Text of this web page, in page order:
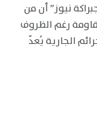
نيوز” أن من
رغم الظروف
الجارية يُعدّ